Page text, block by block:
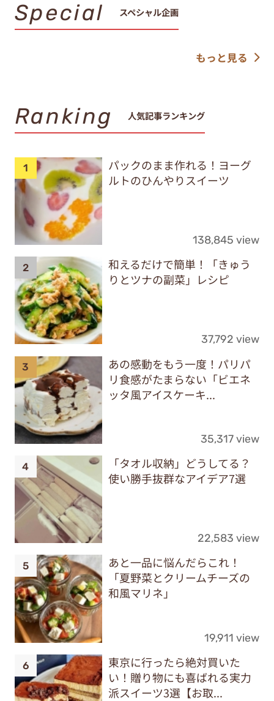
Special スペシャル企画
もっと見る
Ranking 人気記事ランキング
パックのまま作れる！ヨーグ
ルトのひんやりスイーツ
138,845 view
和えるだけで簡単！「きゅう
りとツナの副菜」レシピ
37,792 view
あの感動をもう一度！パリパ
リ食感がたまらない「ビエネ
ッタ風アイスケーキ...
35,317 view
「タオル収納」どうしてる？
使い勝手抜群なアイデア7選
22,583 view
あと一品に悩んだらこれ！
「夏野菜とクリームチーズの
和風マリネ」
19,911 view
東京に行ったら絶対買いた
い！贈り物にも喜ばれる実力
派スイーツ3選【お取...